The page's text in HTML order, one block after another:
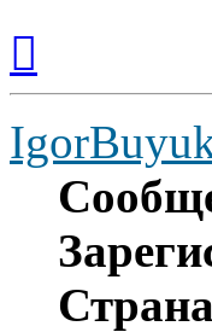
началу